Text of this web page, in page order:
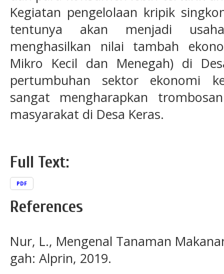
Kegiatan pengelolaan kripik
tentunya akan menjadi
menghasilkan nilai tambah
Mikro Kecil dan Menegah) di
pertumbuhan sektor ekonomi
sangat mengharapkan
masyarakat di Desa Keras.
Full Text:
PDF
References
Nur, L., Mengenal Tanaman
gah: Alprin, 2019.